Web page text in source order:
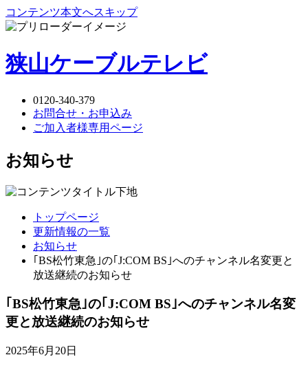
コンテンツ本文へスキップ
狭山ケーブルテレビ
0120-340-379
お問合せ・お申込み
ご加入者様専用ページ
お知らせ
トップページ
更新情報の一覧
お知らせ
｢BS松竹東急｣の｢J:COM BS｣へのチャンネル名変更と
放送継続のお知らせ
｢BS松竹東急｣の｢J:COM BS｣へのチャンネル名変
更と放送継続のお知らせ
2025年6月20日